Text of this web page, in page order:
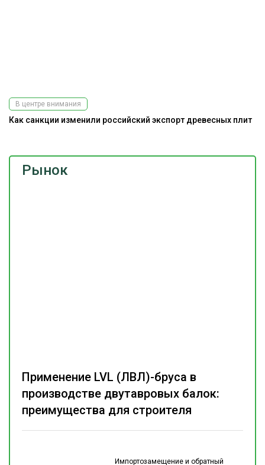
Рынок
Импортозамещение и обратный
Применение LVL (ЛВЛ)-бруса в
производстве двутавровых балок:
преимущества для строителя
В центре внимания
Как санкции изменили российский экспорт древесных плит